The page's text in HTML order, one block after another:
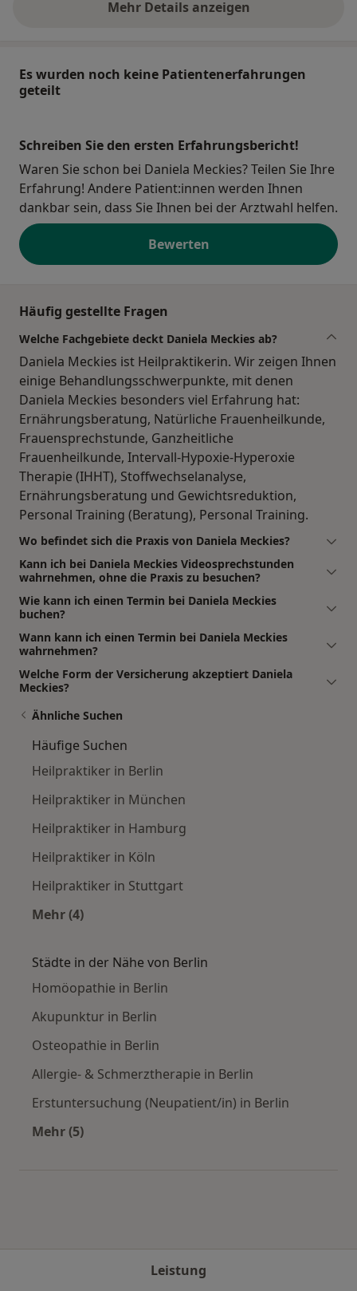
Mehr Details anzeigen
über die Adresse
Es wurden noch keine Patientenerfahrungen
geteilt
Schreiben Sie den ersten Erfahrungsbericht!
Waren Sie schon bei Daniela Meckies? Teilen Sie Ihre
Erfahrung! Andere Patient:innen werden Ihnen
dankbar sein, dass Sie Ihnen bei der Arztwahl helfen.
Bewerten
Häufig gestellte Fragen
Welche Fachgebiete deckt Daniela Meckies ab?
Daniela Meckies ist Heilpraktikerin. Wir zeigen Ihnen
einige Behandlungsschwerpunkte, mit denen
Daniela Meckies besonders viel Erfahrung hat:
Ernährungsberatung, Natürliche Frauenheilkunde,
Frauensprechstunde, Ganzheitliche
Frauenheilkunde, Intervall-Hypoxie-Hyperoxie
Therapie (IHHT), Stoffwechselanalyse,
Ernährungsberatung und Gewichtsreduktion,
Personal Training (Beratung), Personal Training.
Wo befindet sich die Praxis von Daniela Meckies?
Kann ich bei Daniela Meckies Videosprechstunden
wahrnehmen, ohne die Praxis zu besuchen?
Wie kann ich einen Termin bei Daniela Meckies
buchen?
Wann kann ich einen Termin bei Daniela Meckies
wahrnehmen?
Welche Form der Versicherung akzeptiert Daniela
Meckies?
Ähnliche Suchen
Häufige Suchen
Heilpraktiker in Berlin
Heilpraktiker in München
Heilpraktiker in Hamburg
Heilpraktiker in Köln
Heilpraktiker in Stuttgart
Mehr (4)
Städte in der Nähe von Berlin
Homöopathie in Berlin
Akupunktur in Berlin
Osteopathie in Berlin
Allergie- & Schmerztherapie in Berlin
Erstuntersuchung (Neupatient/in) in Berlin
Mehr (5)
Leistung